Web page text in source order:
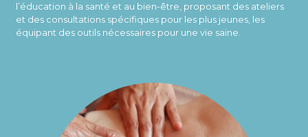
l’éducation à la santé et au bien-être, proposant des ateliers
et des consultations spécifiques pour les plus jeunes, les
équipant des outils nécessaires pour une vie saine.